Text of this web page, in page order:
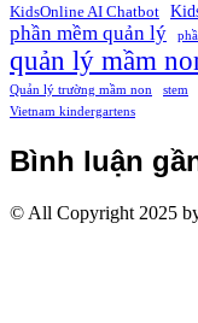
KidsOnline AI Chatbot
phần mềm quản lý
quản lý mầm
Quản lý trường mầm non stem
Vietnam kindergartens
Bình luận
© All Copyright 2025